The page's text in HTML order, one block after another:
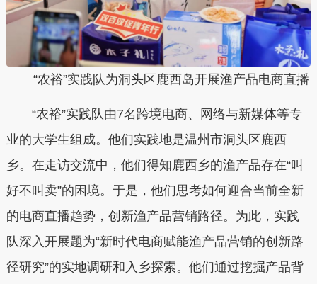
“农裕”实践队为洞头区鹿西岛开展渔产品电商直播
“农裕”实践队由7名跨境电商、网络与新媒体等专
业的大学生组成。他们实践地是温州市洞头区鹿西
乡。在走访交流中，他们得知鹿西乡的渔产品存在“叫
好不叫卖”的困境。于是，他们思考如何迎合当前全新
的电商直播趋势，创新渔产品营销路径。为此，实践
队深入开展题为“新时代电商赋能渔产品营销的创新路
径研究”的实地调研和入乡探索。他们通过挖掘产品背